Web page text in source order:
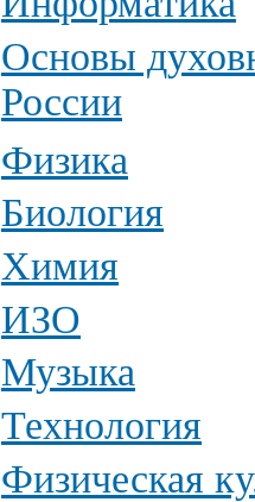
Основы
России
Физика
Биология
Химия
ИЗО
Музыка
Технология
Физическая